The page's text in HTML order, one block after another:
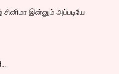
இன்னும் அப்படியே